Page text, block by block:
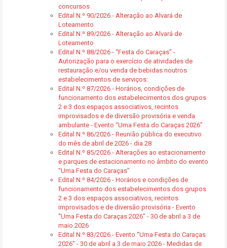
concursos
Edital N.º 90/2026 - Alteração ao Alvará de
Loteamento
Edital N.º 89/2026 - Alteração ao Alvará de
Loteamento
Edital N.º 88/2026 - “Festa do Caraças” -
Autorização para o exercício de atividades de
restauração e/ou venda de bebidas noutros
estabelecimentos de serviços:
Edital N.º 87/2026 - Horários, condições de
funcionamento dos estabelecimentos dos grupos
2 e 3 dos espaços associativos, recintos
improvisados e de diversão provisória e venda
ambulante - Evento “Uma Festa do Caraças 2026”
Edital N.º 86/2026 - Reunião pública do executivo
do mês de abril de 2026 - dia 28
Edital N.º 85/2026 - Alterações ao estacionamento
e parques de estacionamento no âmbito do evento
“Uma Festa do Caraças”
Edital N.º 84/2026 - Horários e condições de
funcionamento dos estabelecimentos dos grupos
2 e 3 dos espaços associativos, recintos
improvisados e de diversão provisória - Evento
“Uma Festa do Caraças 2026” - 30 de abril a 3 de
maio 2026
Edital N.º 83/2026 - Evento “Uma Festa do Caraças
2026” - 30 de abril a 3 de maio 2026 - Medidas de